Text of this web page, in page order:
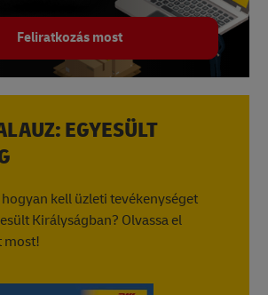
Feliratkozás most
EGYESÜLT
kell üzleti tevékenységet
Királyságban? Olvassa el
most!